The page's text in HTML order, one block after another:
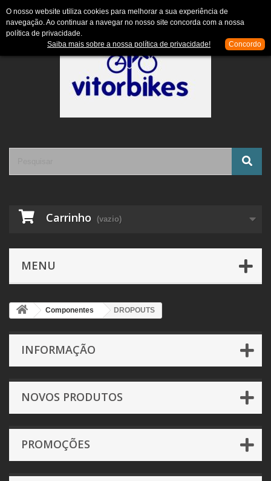
Contacte-nos
Carrinho (vazio)
MENU
Componentes DROPOUTS
INFORMAÇÃO
NOVOS PRODUTOS
PROMOÇÕES
O nosso website utiliza cookies para melhorar a sua experiência de
navegação. Ao continuar a navegar no nosso site concorda com a nossa
política de privacidade.
Saiba mais sobre a nossa política de privacidade!
Concordo